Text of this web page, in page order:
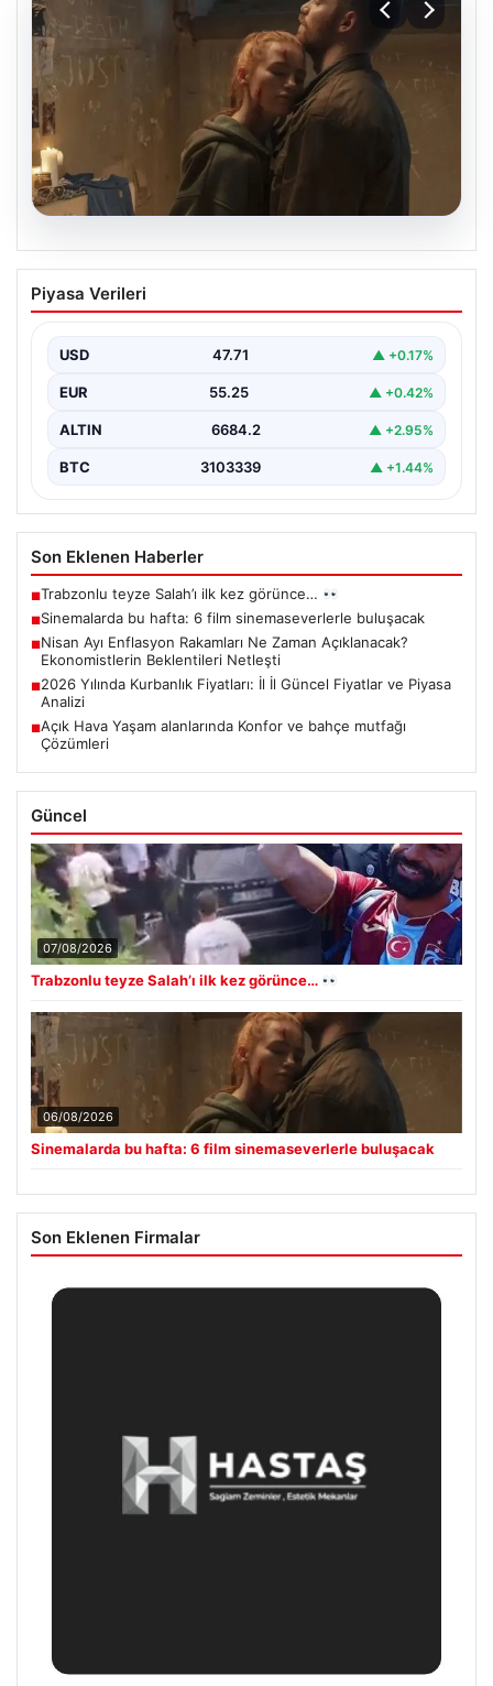
06.08.2026
Sinemalarda bu hafta: 6 film
sinemaseverlerle buluşacak
Piyasa Verileri
USD 47.71 ▲ +0.17%
EUR 55.25 ▲ +0.42%
ALTIN 6684.2 ▲ +2.95%
BTC 3103339 ▲ +1.44%
Son Eklenen Haberler
■Trabzonlu teyze Salah’ı ilk kez görünce…
■Sinemalarda bu hafta: 6 film sinemaseverlerle buluşacak
■Nisan Ayı Enflasyon Rakamları Ne Zaman Açıklanacak?
Ekonomistlerin Beklentileri Netleşti
■2026 Yılında Kurbanlık Fiyatları: İl İl Güncel Fiyatlar ve Piyasa
Analizi
■Açık Hava Yaşam alanlarında Konfor ve bahçe mutfağı
Çözümleri
Güncel
07/08/2026
Trabzonlu teyze Salah’ı ilk kez görünce…
06/08/2026
Sinemalarda bu hafta: 6 film sinemaseverlerle buluşacak
Son Eklenen Firmalar